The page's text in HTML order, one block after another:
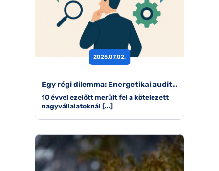
2025.07.02.
Egy régi dilemma: Energetikai audit vagy ISO 50001?
10 évvel ezelőtt merült fel a kötelezett
nagyvállalatoknál [...]